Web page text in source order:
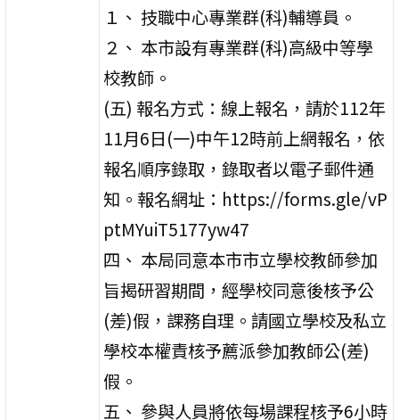
１、 技職中心專業群(科)輔導員。
２、 本市設有專業群(科)高級中等學
校教師。
(五) 報名方式：線上報名，請於112年
11月6日(一)中午12時前上網報名，依
報名順序錄取，錄取者以電子郵件通
知。報名網址：https://forms.gle/vP
ptMYuiT5177yw47
四、 本局同意本市市立學校教師參加
旨揭研習期間，經學校同意後核予公
(差)假，課務自理。請國立學校及私立
學校本權責核予薦派參加教師公(差)
假。
五、 參與人員將依每場課程核予6小時